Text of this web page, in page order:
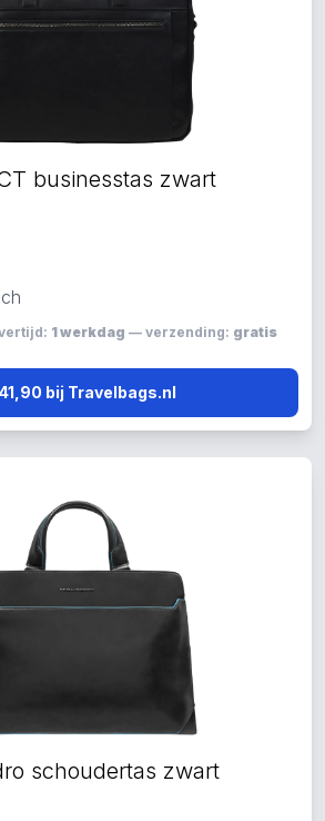
businesstas zwart
1 werkdag — verzending: gratis
bij Travelbags.nl
schoudertas zwart